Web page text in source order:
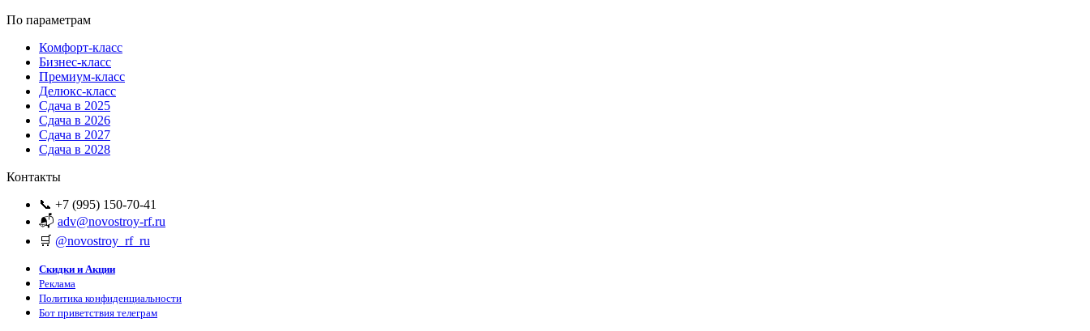
По параметрам
Комфорт-класс
Бизнес-класс
Премиум-класс
Делюкс-класс
Сдача в 2025
Сдача в 2026
Сдача в 2027
Сдача в 2028
Контакты
📞 +7 (995) 150-70-41
📬 adv@novostroy-rf.ru
🛒 @novostroy_rf_ru
Скидки и Акции
Реклама
Политика конфиденциальности
Бот приветствия телеграм